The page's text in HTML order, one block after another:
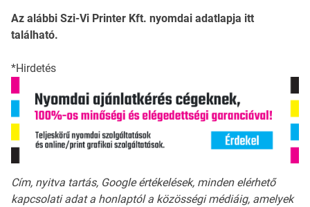
Az alábbi Szi-Vi Printer Kft. nyomdai adatlapja itt
található.
*Hirdetés
Cím, nyitva tartás, Google értékelések, minden elérhető
kapcsolati adat a honlaptól a közösségi médiáig, amelyek